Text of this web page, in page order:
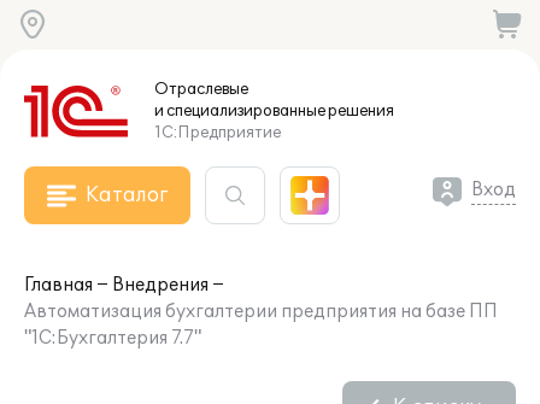
Отраслевые
и специализированныерешения
1С:Предприятие
Каталог Вход
Главная
Внедрения
Автоматизация бухгалтерии предприятия на базе ПП
"1С:Бухгалтерия 7.7"